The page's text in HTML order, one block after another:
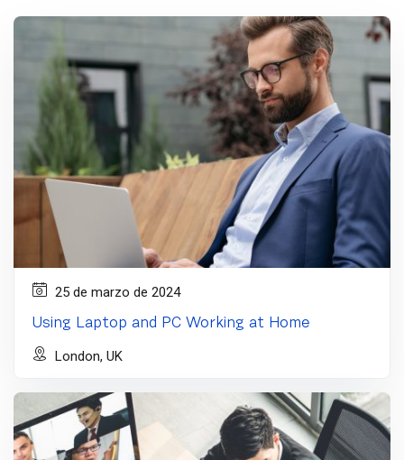
25 de marzo de 2024
Using Laptop and PC Working at Home
London, UK